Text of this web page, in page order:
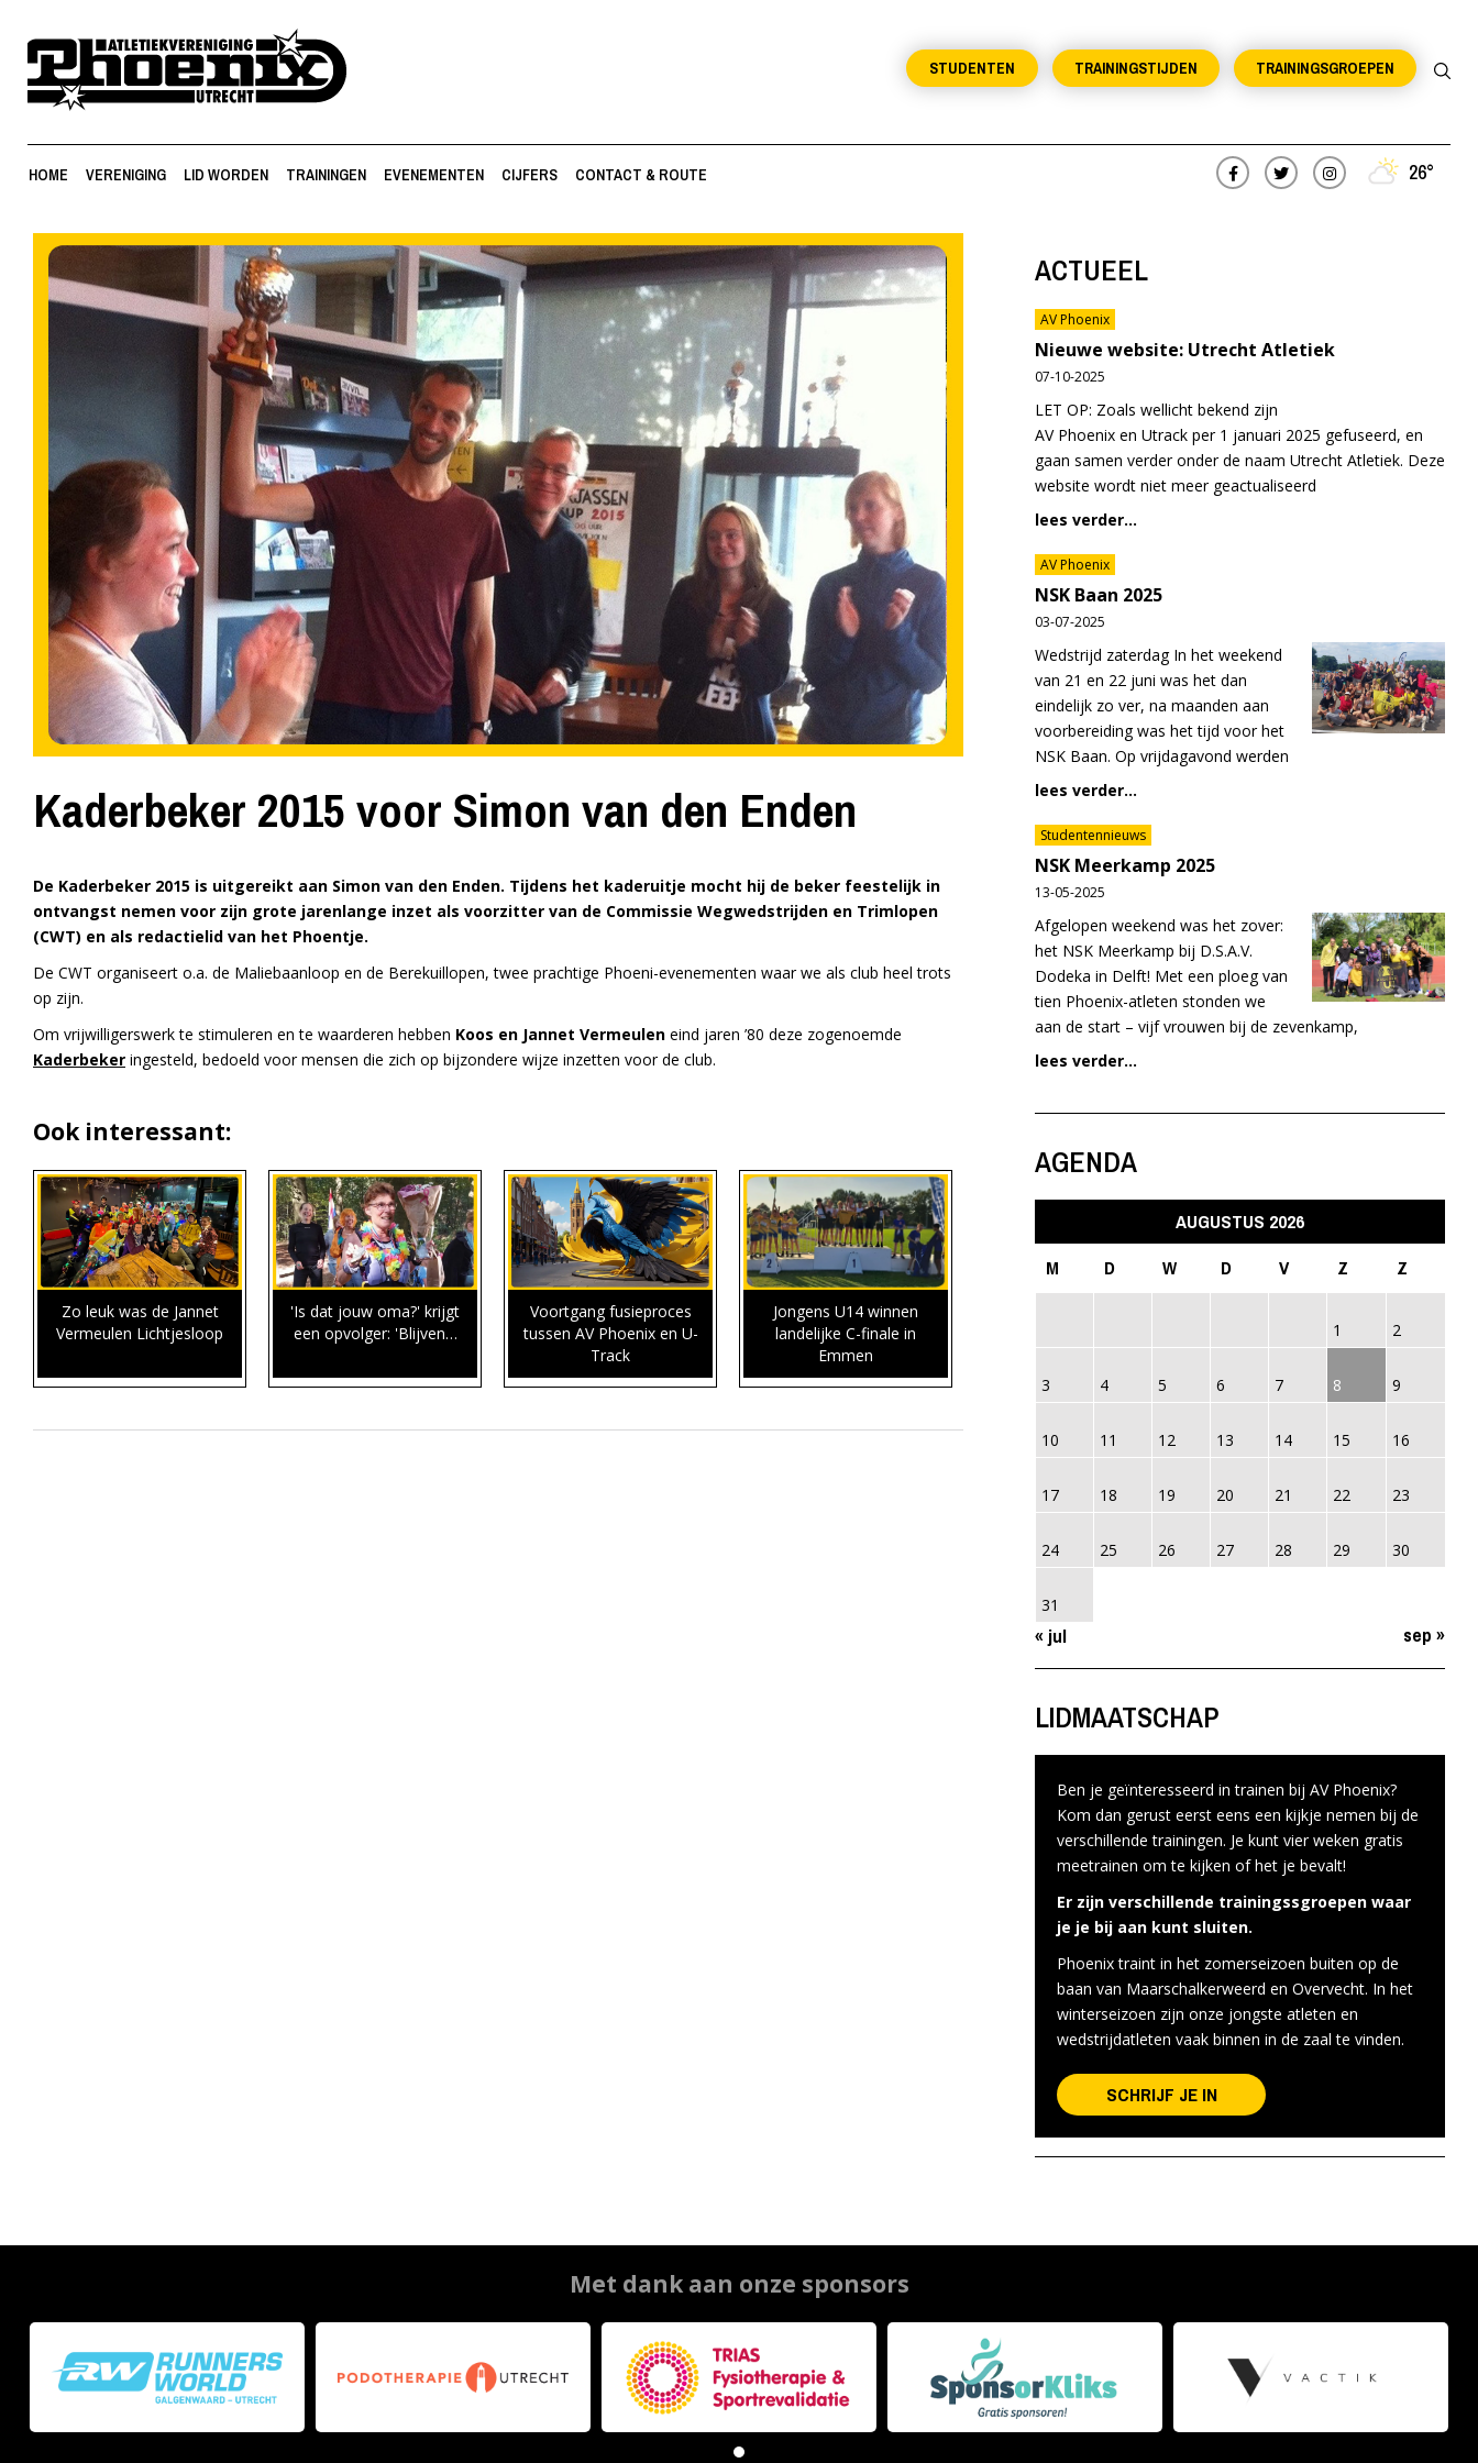
TRAININGSGROEPEN
TRAININGSTIJDEN
STUDENTEN
HOME VERENIGING LID WORDEN TRAININGEN EVENEMENTEN CIJFERS CONTACT & ROUTE 26°
Kaderbeker 2015 voor Simon van den Enden
De Kaderbeker 2015 is uitgereikt aan Simon van den Enden. Tijdens het kaderuitje mocht hij de beker feestelijk in
ontvangst nemen voor zijn grote jarenlange inzet als voorzitter van de Commissie Wegwedstrijden en Trimlopen
(CWT) en als redactielid van het Phoentje.
De CWT organiseert o.a. de Maliebaanloop en de Berekuillopen, twee prachtige Phoeni-evenementen waar we als club heel trots
op zijn.
Om vrijwilligerswerk te stimuleren en te waarderen hebben Koos en Jannet Vermeulen eind jaren ’80 deze zogenoemde
Kaderbeker ingesteld, bedoeld voor mensen die zich op bijzondere wijze inzetten voor de club.
Ook interessant:
Zo leuk was de Jannet
Vermeulen Lichtjesloop
'Is dat jouw oma?' krijgt
een opvolger: 'Blijven…
Voortgang fusieproces
tussen AV Phoenix en U-
Track
Jongens U14 winnen
landelijke C-finale in
Emmen
ACTUEEL
AV Phoenix
Nieuwe website: Utrecht Atletiek
07-10-2025
LET OP: Zoals wellicht bekend zijn
AV Phoenix en Utrack per 1 januari 2025 gefuseerd, en
gaan samen verder onder de naam Utrecht Atletiek. Deze
website wordt niet meer geactualiseerd
lees verder...
AV Phoenix
NSK Baan 2025
03-07-2025
Wedstrijd zaterdag In het weekend
van 21 en 22 juni was het dan
eindelijk zo ver, na maanden aan
voorbereiding was het tijd voor het
NSK Baan. Op vrijdagavond werden
lees verder...
Studentennieuws
NSK Meerkamp 2025
13-05-2025
Afgelopen weekend was het zover:
het NSK Meerkamp bij D.S.A.V.
Dodeka in Delft! Met een ploeg van
tien Phoenix-atleten stonden we
aan de start – vijf vrouwen bij de zevenkamp,
lees verder...
AGENDA
AUGUSTUS 2026
M
D W D V Z Z
1 2
3 4 5 6 7 8 9
10 11 12 13 14 15 16
17 18 19 20 21 22 23
24 25 26 27 28 29 30
31
« jul sep »
LIDMAATSCHAP
Ben je geïnteresseerd in trainen bij AV Phoenix?
Kom dan gerust eerst eens een kijkje nemen bij de
verschillende trainingen. Je kunt vier weken gratis
meetrainen om te kijken of het je bevalt!
Er zijn verschillende trainingssgroepen waar
je je bij aan kunt sluiten.
Phoenix traint in het zomerseizoen buiten op de
baan van Maarschalkerweerd en Overvecht. In het
winterseizoen zijn onze jongste atleten en
wedstrijdatleten vaak binnen in de zaal te vinden.
SCHRIJF JE IN
Met dank aan onze sponsors